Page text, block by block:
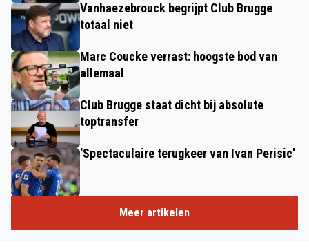
Vanhaezebrouck begrijpt Club Brugge
totaal niet
Marc Coucke verrast: hoogste bod van
allemaal
Club Brugge staat dicht bij absolute
toptransfer
'Spectaculaire terugkeer van Ivan Perisic'
Meer artikelen